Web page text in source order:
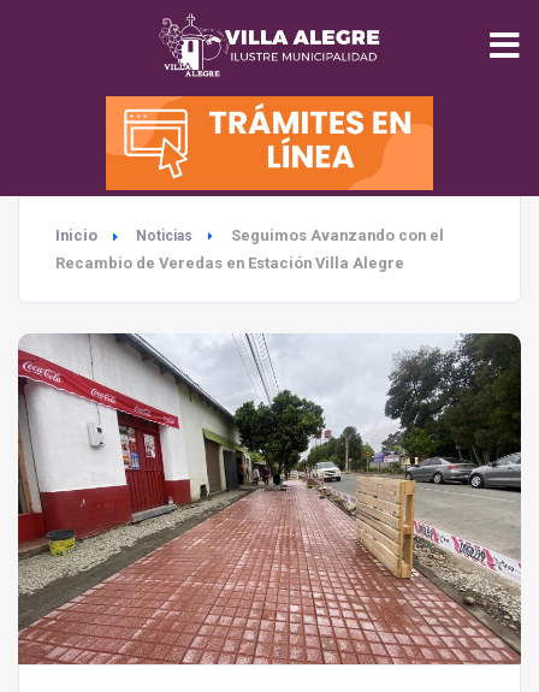
INICIO
MUNICIPALIDAD
SEGURIDAD
SALUD
TURISMO
MEDIO AMBIENTE
Inicio Noticias
Seguimos Avanzando con el
Recambio de Veredas en Estación Villa Alegre